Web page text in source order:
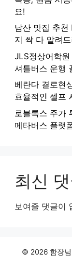
요!
남산 맛집 추
지 싹 다 알려
JLS정상어학
셔틀버스 운행
베란다 결로현
효율적인 셀프
로블록스 주가
메타버스 플랫
최신
보여줄 댓글이
© 2026 함장님